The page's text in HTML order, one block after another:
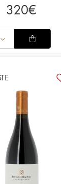
320€